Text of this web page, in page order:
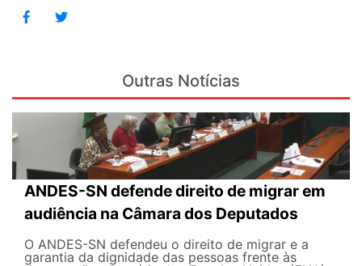
Outras Notícias
ANDES-SN defende direito de migrar em
audiência na Câmara dos Deputados
O ANDES-SN defendeu o direito de migrar e a
garantia da dignidade das pessoas frente às